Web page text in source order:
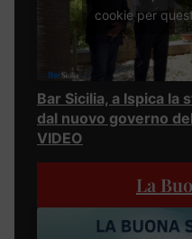
cookie per
Bar Sicilia, a Ispica la
dal nuovo governo
VIDEO
La